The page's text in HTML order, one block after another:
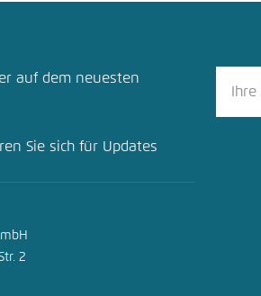
auf dem neuesten
Sie sich für Updates
2